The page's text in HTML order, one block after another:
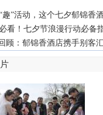
趣”活动，这个七夕郁锦香
看！七夕节浪漫行动必备
顾：郁锦香酒店携手别客